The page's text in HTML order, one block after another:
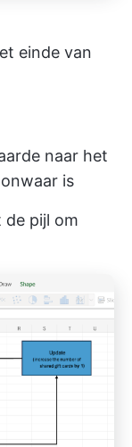
einde van
naar het
is
de pijl om